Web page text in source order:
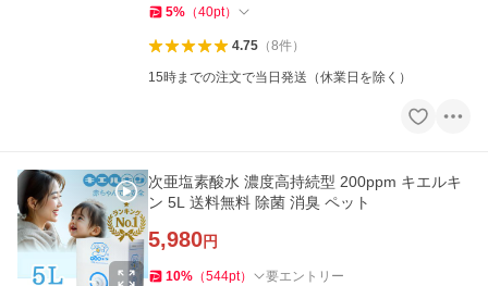
5% （40pt）
4.75（8件）
15時までの注文で当日発送（休業日を除く）
次亜塩素酸水 濃度高持続型 200ppm キエルキ
ン 5L 送料無料 除菌 消臭 ペット
5,980円
10% （544pt） 要エントリー